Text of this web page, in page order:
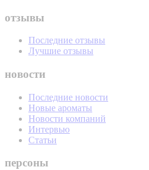
отзывы
Последние отзывы
Лучшие отзывы
новости
Последние новости
Новые ароматы
Новости компаний
Интервью
Статьи
персоны